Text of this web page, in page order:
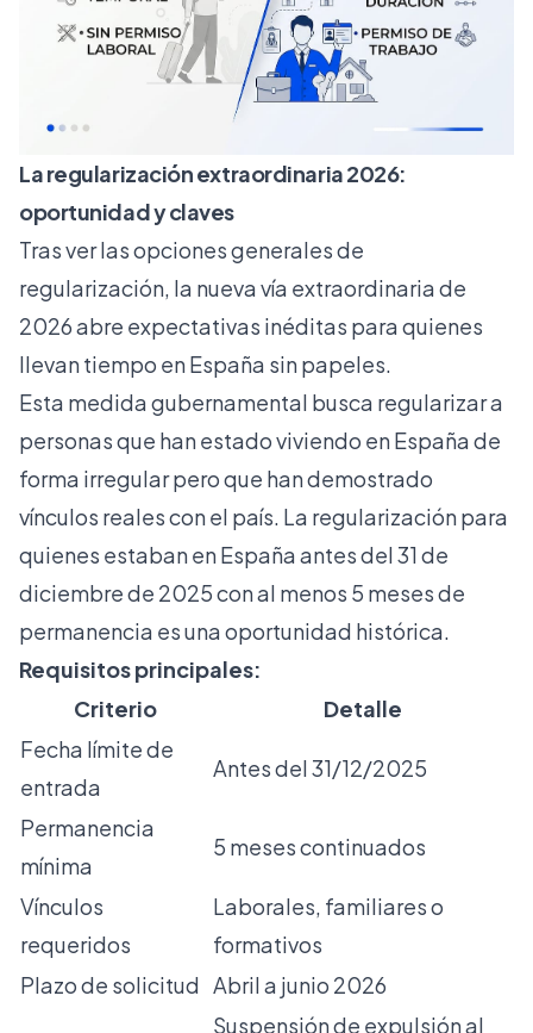
La regularización extraordinaria 2026:
oportunidad y claves
Tras ver las opciones generales de
regularización, la nueva vía extraordinaria de
2026 abre expectativas inéditas para quienes
llevan tiempo en España sin papeles.
Esta medida gubernamental busca regularizar a
personas que han estado viviendo en España de
forma irregular pero que han demostrado
vínculos reales con el país. La regularización para
quienes estabanen España antes del 31 de
diciembre de 2025 con al menos 5 meses de
permanencia es una oportunidad histórica.
Requisitos principales:
Criterio
Detalle
Fecha límite de
entrada
Antes del 31/12/2025
Permanencia
mínima
5 meses continuados
Vínculos
requeridos
Laborales, familiares o
formativos
Plazo de solicitud Abril a junio 2026
Suspensión de expulsión al